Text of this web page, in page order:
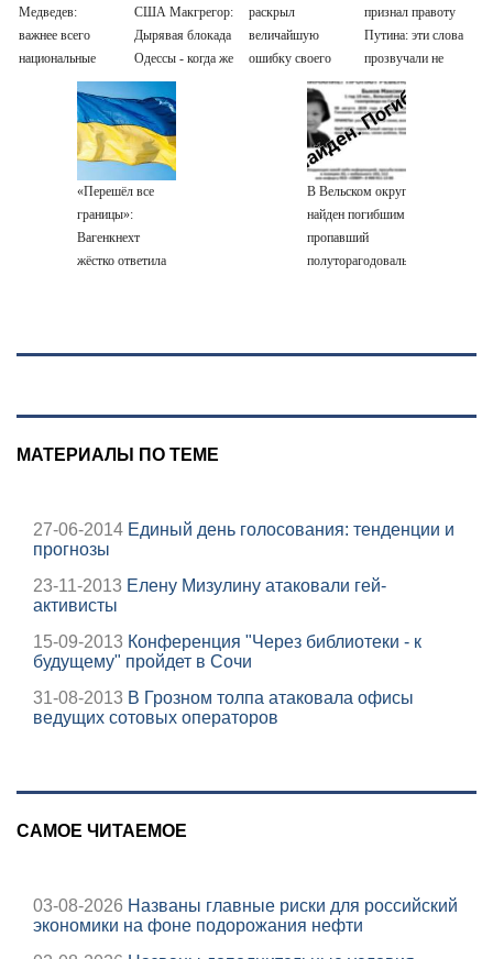
Медведев:
важнее всего
национальные
интересы России
США Макгрегор:
Дырявая блокада
Одессы - когда же
в командовании
ВМФ России за
это полетят
головы?
раскрыл
величайшую
ошибку своего
отца: бездействие
против Трампа
признал правоту
Путина: эти слова
прозвучали не
просто так
«Перешёл все
границы»:
Вагенкнехт
жёстко ответила
В Вельском округе
найден погибшим
пропавший
полуторагодовалый
МАТЕРИАЛЫ ПО ТЕМЕ
27-06-2014 Единый день голосования: тенденции и
прогнозы
23-11-2013 Елену Мизулину атаковали гей-
активисты
15-09-2013 Конференция "Через библиотеки - к
будущему" пройдет в Сочи
31-08-2013 В Грозном толпа атаковала офисы
ведущих сотовых операторов
САМОЕ ЧИТАЕМОЕ
03-08-2026 Названы главные риски для российский
экономики на фоне подорожания нефти